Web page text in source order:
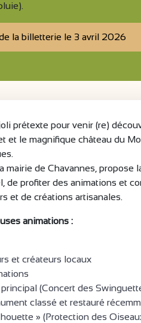
la billetterie le 3 avril 2026
prétexte pour venir (re)
et le magnifique château du
mairie de Chavannes, propose
de profiter des animations et
et de créations artisanales.
animations :
et créateurs locaux
(Concert des
classé et restauré
» (Protection des